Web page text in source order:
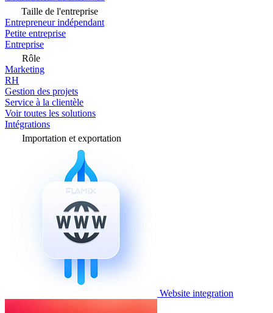
Taille de l'entreprise
Entrepreneur indépendant
Petite entreprise
Entreprise
Rôle
Marketing
RH
Gestion des projets
Service à la clientèle
Voir toutes les solutions
Intégrations
Importation et exportation
Website integration